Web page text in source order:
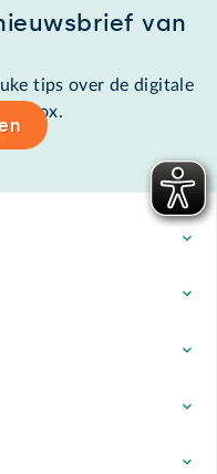
van
tips over de digitale